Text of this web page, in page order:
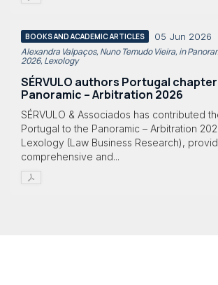
BOOKS AND ACADEMIC ARTICLES 05 Jun 2026
Alexandra Valpaços, Nuno Temudo Vieira, in
2026, Lexology
SÉRVULO authors Portugal
Panoramic – Arbitration 2026
SÉRVULO & Associados has contributed
Portugal to the Panoramic – Arbitration
Lexology (Law Business Research),
comprehensive and...